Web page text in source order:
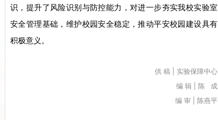
识，提升了风险识别与防控能力，对进一步夯实我校实验室
安全管理基础，维护校园安全稳定，推动平安校园建设具有
积极意义。
供 稿 | 实验保障中心
编 辑 | 陈 成
编 审 | 陈燕平